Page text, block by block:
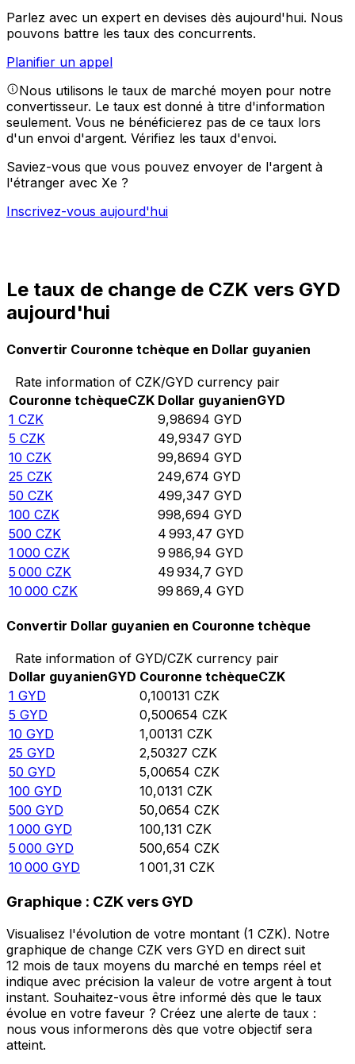
Parlez avec un expert en devises dès aujourd'hui. Nous
pouvons battre les taux des concurrents.
Planifier un appel
Nous utilisons le taux de marché moyen pour notre
convertisseur. Le taux est donné à titre d'information
seulement. Vous ne bénéficierez pas de ce taux lors
d'un envoi d'argent. Vérifiez les taux d'envoi.
Saviez-vous que vous pouvez envoyer de l'argent à
l'étranger avec Xe ?
Inscrivez-vous aujourd'hui
Le taux de change de CZK vers GYD
aujourd'hui
Convertir Couronne tchèque en Dollar guyanien
Rate information of CZK/GYD currency pair
Couronne tchèqueCZK Dollar guyanienGYD
1 CZK 9,98694 GYD
5 CZK 49,9347 GYD
10 CZK 99,8694 GYD
25 CZK 249,674 GYD
50 CZK 499,347 GYD
100 CZK 998,694 GYD
500 CZK 4 993,47 GYD
1 000 CZK 9 986,94 GYD
5 000 CZK 49 934,7 GYD
10 000 CZK 99 869,4 GYD
Convertir Dollar guyanien en Couronne tchèque
Rate information of GYD/CZK currency pair
Dollar guyanienGYD Couronne tchèqueCZK
1 GYD 0,100131 CZK
5 GYD 0,500654 CZK
10 GYD 1,00131 CZK
25 GYD 2,50327 CZK
50 GYD 5,00654 CZK
100 GYD 10,0131 CZK
500 GYD 50,0654 CZK
1 000 GYD 100,131 CZK
5 000 GYD 500,654 CZK
10 000 GYD 1 001,31 CZK
Graphique : CZK vers GYD
Visualisez l'évolution de votre montant (1 CZK). Notre
graphique de change CZK vers GYD en direct suit
12 mois de taux moyens du marché en temps réel et
indique avec précision la valeur de votre argent à tout
instant. Souhaitez-vous être informé dès que le taux
évolue en votre faveur ? Créez une alerte de taux :
nous vous informerons dès que votre objectif sera
atteint.